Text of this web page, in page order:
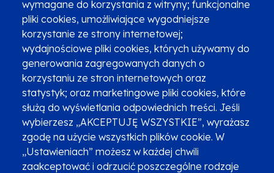
wymagane do korzystania z witryny; funkcjonalne
pliki cookies, umożliwiające wygodniejsze
korzystanie ze strony internetowej;
wydajnościowe pliki cookies, których używamy do
generowania zagregowanych danych o
korzystaniu ze stron internetowych oraz
statystyk; oraz marketingowe pliki cookies, które
służą do wyświetlania odpowiednich treści. Jeśli
wybierzesz „AKCEPTUJĘ WSZYSTKIE”, wyrażasz
zgodę na użycie wszystkich plików cookie. W
„Ustawieniach” możesz w każdej chwili
zaakceptować i odrzucić poszczególne rodzaje
Zgłoszenia podejrzenia niezgodności z KPP i KPON
Newsletter
Fundusze SMS-em
Najczęściej zadawane pytania
Promocja projektu
Zobacz inne programy
Poznaj Fundusze 2014-2020
Deklaracja dostępności
Polityka prywatności
Przetwarzanie danych osobowych
Zgłoś błąd Mapa strony